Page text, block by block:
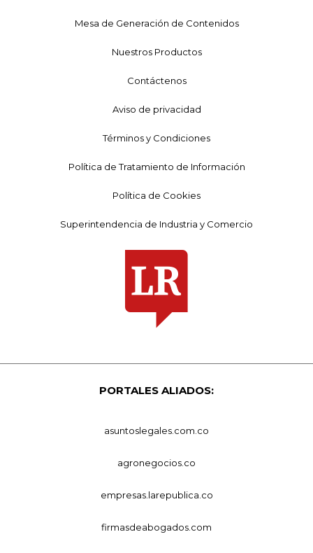
Mesa de Generación de Contenidos
Nuestros Productos
Contáctenos
Aviso de privacidad
Términos y Condiciones
Política de Tratamiento de Información
Política de Cookies
Superintendencia de Industria y Comercio
PORTALES ALIADOS:
asuntoslegales.com.co
agronegocios.co
empresas.larepublica.co
firmasdeabogados.com